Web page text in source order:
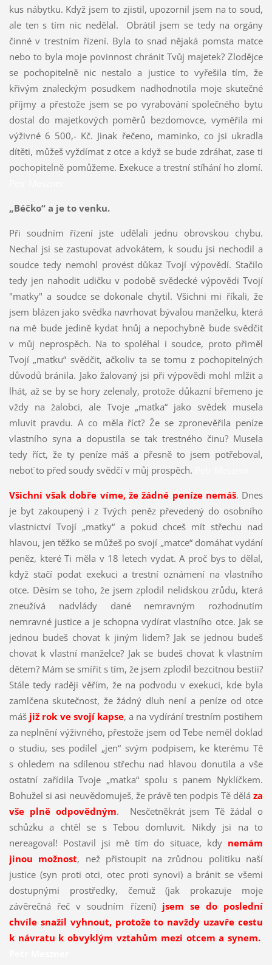
kus nábytku. Když jsem to zjistil, upozornil jsem na to soud,
ale ten s tím nic nedělal. Obrátil jsem se tedy na orgány
činné v trestním řízení. Byla to snad nějaká pomsta matce
nebo to byla moje povinnost chránit Tvůj majetek? Zlodějce
se pochopitelně nic nestalo a justice to vyřešila tím, že
křivým znaleckým posudkem nadhodnotila moje skutečné
příjmy a přestože jsem se po vyrabování společného bytu
dostal do majetkových poměrů bezdomovce, vyměřila mi
výživné 6 500,- Kč. Jinak řečeno, maminko, co jsi ukradla
dítěti, můžeš vyždímat z otce a když se bude zdráhat, zase ti
pochopitelně pomůžeme. Exekuce a trestní stíhání ho zlomí.
„Béčko“ a je to venku.
Při soudním řízení jste udělali jednu obrovskou chybu.
Nechal jsi se zastupovat advokátem, k soudu jsi nechodil a
soudce tedy nemohl provést důkaz Tvojí výpovědí. Stačilo
tedy jen nahodit udičku v podobě svědecké výpovědi Tvojí
"matky" a soudce se dokonale chytil. Všichni mi říkali, že
jsem blázen jako svědka navrhovat bývalou manželku, která
na mě bude jedině kydat hnůj a nepochybně bude svědčit
v můj neprospěch. Na to spoléhal i soudce, proto přiměl
Tvojí „matku“ svědčit, ačkoliv ta se tomu z pochopitelných
důvodů bránila. Jako žalovaný jsi při výpovědi mohl mlžit a
lhát, až se by se hory zelenaly, protože důkazní břemeno je
vždy na žalobci, ale Tvoje „matka“ jako svědek musela
mluvit pravdu. A co měla říct? Že se zpronevěřila peníze
vlastního syna a dopustila se tak trestného činu? Musela
tedy říct, že ty peníze máš a přesně to jsem potřeboval,
neboť to před soudy svědčí v můj prospěch.
Všichni však dobře víme, že žádné peníze nemáš. Dnes
je byt zakoupený i z Tvých peněz převedený do osobního
vlastnictví Tvojí „matky“ a pokud chceš mít střechu nad
hlavou, jen těžko se můžeš po svojí „matce“ domáhat vydání
peněz, které Ti měla v 18 letech vydat. A proč bys to dělal,
když stačí podat exekuci a trestní oznámení na vlastního
otce. Děsím se toho, že jsem zplodil nelidskou zrůdu, která
zneužívá nadvlády dané nemravným rozhodnutím
nemravné justice a je schopna vydírat vlastního otce. Jak se
jednou budeš chovat k jiným lidem? Jak se jednou budeš
chovat k vlastní manželce? Jak se budeš chovat k vlastním
dětem? Mám se smířit s tím, že jsem zplodil bezcitnou bestii?
Stále tedy raději věřím, že na podvodu v exekuci, kde byla
zamlčena skutečnost, že žádný dluh není a peníze od otce
máš již rok ve svojí kapse, a na vydírání trestním postihem
za neplnění výživného, přestože jsem od Tebe neměl doklad
o studiu, ses podílel „jen“ svým podpisem, ke kterému Tě
s ohledem na sdílenou střechu nad hlavou donutila a vše
ostatní zařídila Tvoje „matka“ spolu s panem Nyklíčkem.
Bohužel si asi neuvědomuješ, že právě ten podpis Tě děláza
vše plně odpovědným. Nesčetněkrát jsem Tě žádal o
schůzku a chtěl se s Tebou domluvit. Nikdy jsi na to
nereagoval! Postavil jsi mě tím do situace, kdy nemám
jinou možnost, než přistoupit na zrůdnou politiku naší
justice (syn proti otci, otec proti synovi) a bránit se všemi
dostupnými prostředky, čemuž (jak prokazuje moje
závěrečná řeč v soudním řízení) jsem se do poslední
chvíle snažil vyhnout, protože to navždy uzavře cestu
k návratu k obvyklým vztahům mezi otcem a synem.